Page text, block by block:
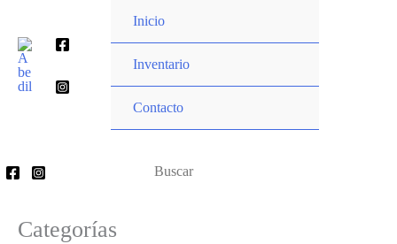
contenido
Inicio
Inventario
Contacto
por:
Categorías